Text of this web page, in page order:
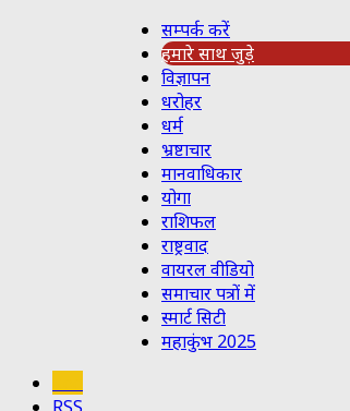
सम्पर्क करें
हमारे साथ जुड़े
विज्ञापन
धरोहर
धर्म
भ्रष्टाचार
मानवाधिकार
योगा
राशिफल
राष्ट्रवाद
वायरल वीडियो
समाचार पत्रों में
स्मार्ट सिटी
महाकुंभ 2025